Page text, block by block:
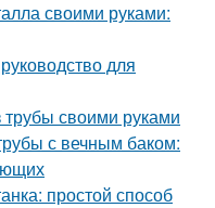
своими руками:
для
трубы своими руками
с вечным баком:
простой способ